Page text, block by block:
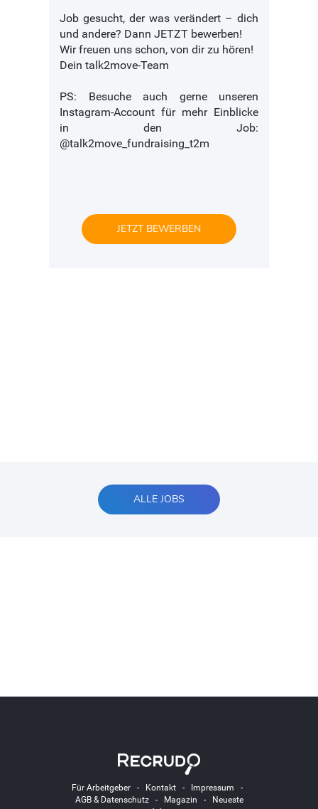
Job gesucht, der was verändert – dich
und andere? Dann JETZT bewerben!
Wir freuen uns schon, von dir zu hören!
Dein talk2move-Team
PS: Besuche auch gerne unseren
Instagram-Account für mehr Einblicke
in den Job:
@talk2move_fundraising_t2m
JETZT BEWERBEN
ALLE JOBS
Für Arbeitgeber- Kontakt- Impressum -
AGB & Datenschutz- Magazin -
Neueste